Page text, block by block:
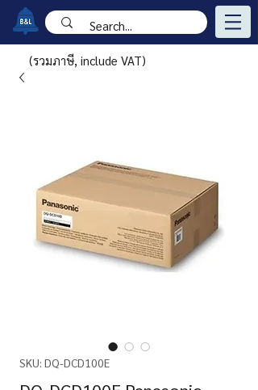
SKU: DQ-DCD100E
(รวมภาษี, include VAT)